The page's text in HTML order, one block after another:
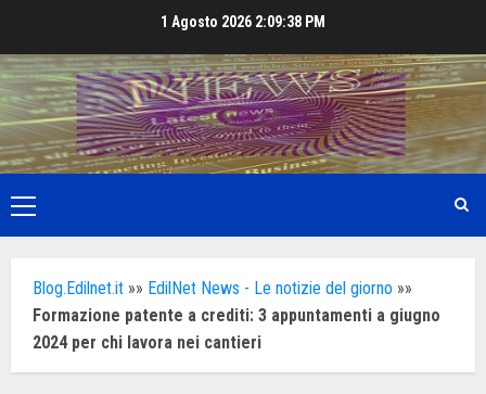
content
1 Agosto 2026 2:09:40 PM
Primary
Menu
Blog.Edilnet.it »» EdilNet News - Le notizie del giorno »»
Formazione patente a crediti: 3 appuntamenti a giugno
2024 per chi lavora nei cantieri